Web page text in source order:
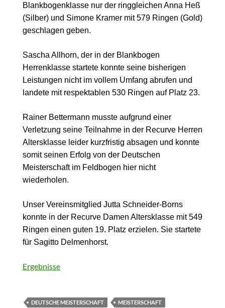
Blankbogenklasse nur der ringgleichen Anna Heß
(Silber) und Simone Kramer mit 579 Ringen (Gold)
geschlagen geben.
Sascha Allhorn, der in der Blankbogen
Herrenklasse startete konnte seine bisherigen
Leistungen nicht im vollem Umfang abrufen und
landete mit respektablen 530 Ringen auf Platz 23.
Rainer Bettermann musste aufgrund einer
Verletzung seine Teilnahme in der Recurve Herren
Altersklasse leider kurzfristig absagen und konnte
somit seinen Erfolg von der Deutschen
Meisterschaft im Feldbogen hier nicht
wiederholen.
Unser Vereinsmitglied Jutta Schneider-Borns
konnte in der Recurve Damen Altersklasse mit 549
Ringen einen guten 19. Platz erzielen. Sie startete
für Sagitto Delmenhorst.
Ergebnisse
DEUTSCHE MEISTERSCHAFT MEISTERSCHAFT